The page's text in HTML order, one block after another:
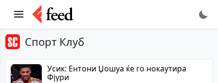
Спорт Клуб
Усик: Ентони Џошуа ќе го нокаутира
Фјури